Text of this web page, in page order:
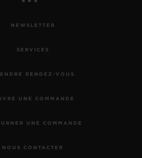
NEWSLETTER
SERVICES
RENDEZ-VOUS
UNE COMMANDE
UNE COMMANDE
NOUS CONTACTER